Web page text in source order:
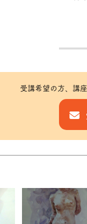
受講希望の方、講